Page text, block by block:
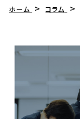
ホーム コラム